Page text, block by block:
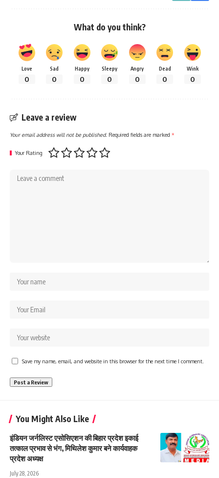
What do you think?
Love
0
Sad
0
Happy
0
Sleepy
0
Angry
0
Dead
0
Wink
0
Leave a review
Your email address will not be published. Required fields are marked *
Your Rating
Save my name, email, and website in this browser for the next time I comment.
You Might Also Like
इंडियन जर्नलिस्ट एसोसिएशन की बिहार प्रदेश इकाई
तत्काल प्रभाव से भंग, मिथिलेश कुमार बने कार्यवाहक
प्रदेश अध्यक्ष
July 28, 2026